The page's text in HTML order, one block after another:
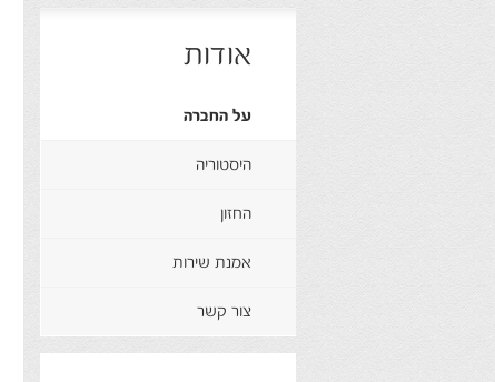
אודות
על החברה
היסטוריה
החזון
אמנת שירות
צור קשר